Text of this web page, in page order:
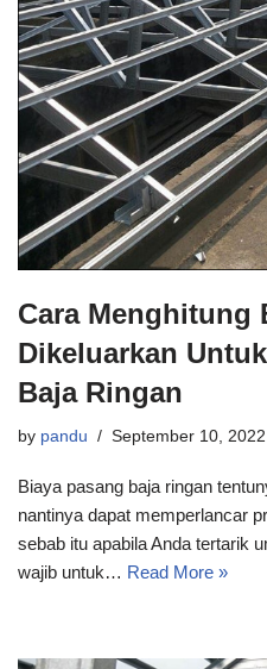
Cara Menghitung
Dikeluarkan
Baja Ringan
by pandu September 10, 2022
Biaya pasang baja ringan
nantinya dapat memperlancar
sebab itu apabila Anda tertarik
wajib untuk… Read More »